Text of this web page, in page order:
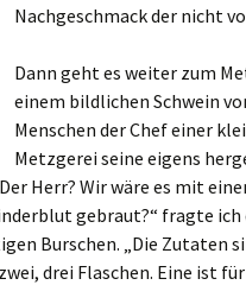
Nachgeschmack der nicht
Dann geht es weiter zum
einem bildlichen Schwein
Menschen der Chef einer
Metzgerei seine eigens
Herr? Wir wäre es mit
gebraut?“ fragte ich
Burschen. „Die Zutaten
drei Flaschen. Eine ist